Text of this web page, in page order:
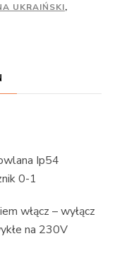
UKRAIŃSKI,
Ip54
0-1
włącz – wyłącz
na 230V